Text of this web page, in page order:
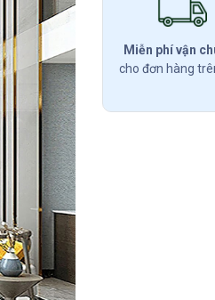
Miễn phí vận
cho đơn hàng